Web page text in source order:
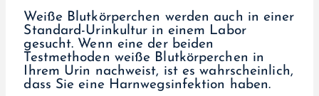
Weiße Blutkörperchen werden auch in einer
Standard-Urinkultur in einem Labor
gesucht. Wenn eine der beiden
Testmethoden weiße Blutkörperchen in
Ihrem Urin nachweist, ist es wahrscheinlich,
dass Sie eine Harnwegsinfektion haben.